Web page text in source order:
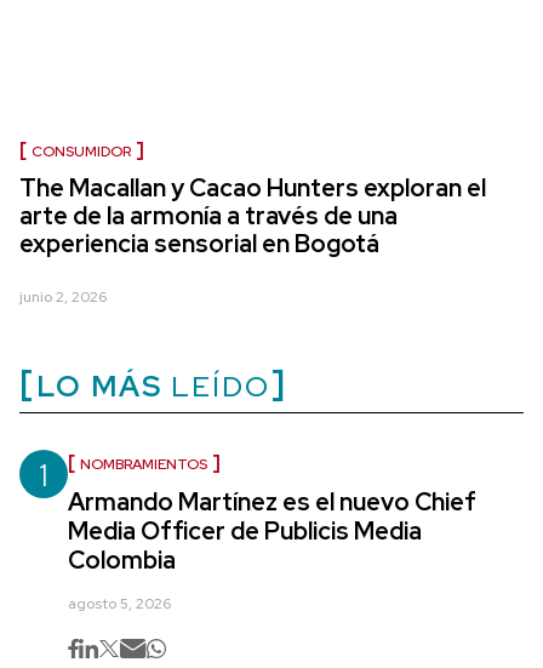
CONSUMIDOR
The Macallan y Cacao Hunters exploran el
arte de la armonía a través de una
experiencia sensorial en Bogotá
junio 2, 2026
LO MÁS LEÍDO
1 NOMBRAMIENTOS
Armando Martínez es el nuevo Chief
Media Officer de Publicis Media
Colombia
agosto 5, 2026